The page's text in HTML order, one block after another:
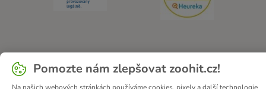
O zoohit
Všeobecné obchodní podmínky
Zde odstoupit od smlouvy
Pomozte nám zlepšovat zoohit.cz!